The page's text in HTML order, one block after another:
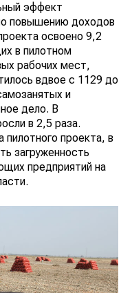
эффект
повышению доходов
освоено 9,2
в пилотном
рабочих мест,
вдвое с 1129 до
и
дело. В
в 2,5 раза.
пилотного проекта, в
загруженность
предприятий на